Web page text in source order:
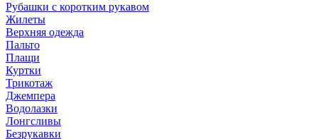
Рубашки с коротким рукавом
Жилеты
Верхняя одежда
Пальто
Плащи
Куртки
Трикотаж
Джемпера
Водолазки
Лонгсливы
Безрукавки